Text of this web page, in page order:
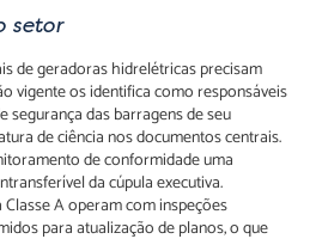
setor
de geradoras hidrelétricas precisam
vigente os identifica como responsáveis
das barragens de seu
de ciência nos documentos centrais.
de conformidade uma
da cúpula executiva.
A operam com inspeções
para atualização de planos, o que